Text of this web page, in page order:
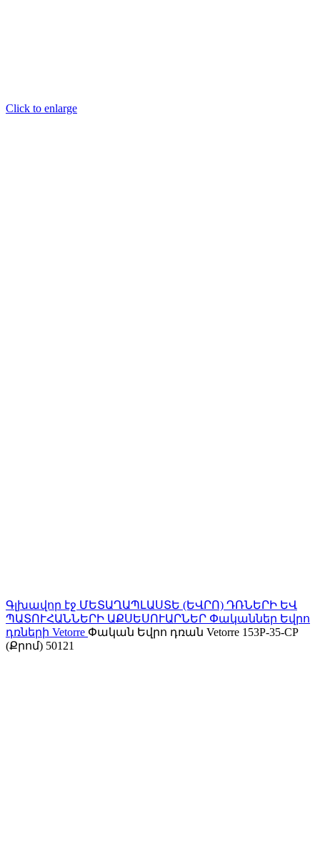
Click to enlarge
Գլխավոր էջ ՄԵՏԱՂԱՊԼԱՍՏԵ (ԵՎՐՈ) ԴՌՆԵՐԻ ԵՎ
ՊԱՏՈՒՀԱՆՆԵՐԻ ԱՔՍԵՍՈՒԱՐՆԵՐ Փականներ Եվրո
դռների Vetorre Փական Եվրո դռան Vetorre 153P-35-CP
(Քրոմ) 50121